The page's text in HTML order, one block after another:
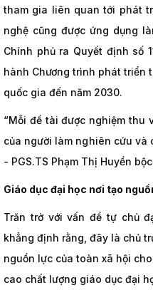
tham gia liên quan tới phát
nghệ cũng được ứng dụng
Chính phủ ra Quyết định số
hành Chương trình phát triển
quốc gia đến năm 2030.
“Mỗi đề tài được nghiệm thu
của người làm nghiên cứu và
- PGS.TS Phạm Thị Huyền
Giáo dục đại học nơi tạo
Trăn trở với vấn đề tự chủ
khẳng định rằng, đây là chủ
nguồn lực của toàn xã hội
cao chất lượng giáo dục đại